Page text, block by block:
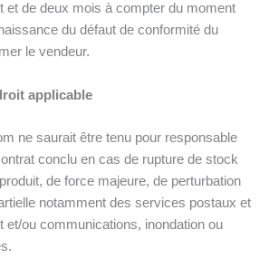
et de deux mois à compter du moment
du défaut de conformité du
le vendeur.
applicable
ne saurait être tenu pour responsable
conclu en cas de rupture de stock
de force majeure, de perturbation
notamment des services postaux et
et/ou communications, inondation ou